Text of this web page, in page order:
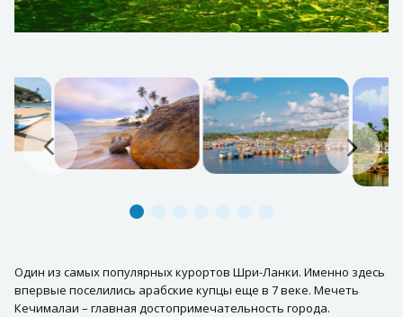
Один из самых популярных курортов Шри-Ланки. Именно здесь
впервые поселились арабские купцы еще в 7 веке. Мечеть
Кечималаи – главная достопримечательность города.